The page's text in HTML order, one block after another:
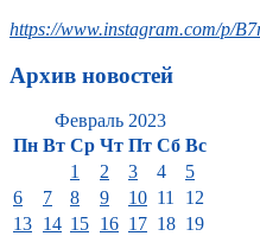
https://www.instagram.com/p/
Архив новостей
Февраль 2023
Пн Вт Ср Чт Пт Сб Вс
1 2 3 4
5
6
7 8 9 10 11
12
13 14 15 16 17 18 19